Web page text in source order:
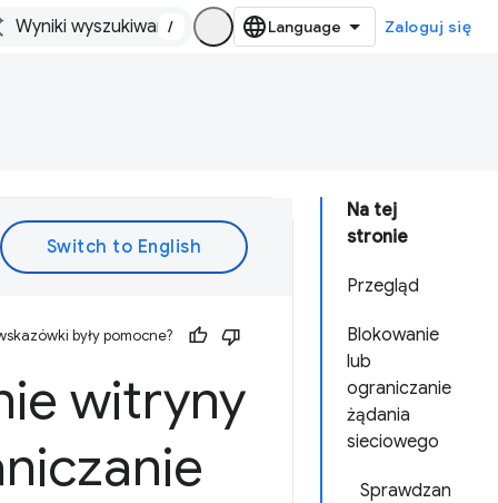
/ Zaloguj się
Na tej
stronie
Przegląd
Blokowanie
lub
ograniczanie
żądania
sieciowego
Sprawdzan
były pomocne?
witryny